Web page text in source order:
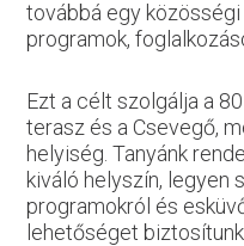
továbbá egy
programok,
Ezt a célt szolgálja a
terasz és a Csevegő,
helyiség. Tanyánk
kiváló helyszín, legyen
programokról és
lehetőséget